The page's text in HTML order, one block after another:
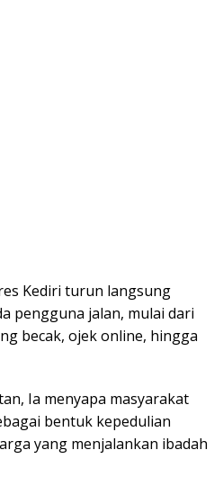
Kediri turun langsung
pengguna jalan, mulai dari
becak, ojek online, hingga
Ia menyapa masyarakat
bentuk kepedulian
yang menjalankan ibadah